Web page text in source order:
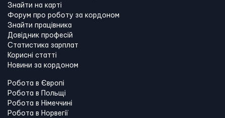
Знайти на карті
Форум про роботу за кордоном
Знайти працівника
Довідник професій
Статистика зарплат
Корисні статті
Новини за кордоном
Робота в Європі
Робота в Польщі
Робота в Німеччині
Робота в Норвегії